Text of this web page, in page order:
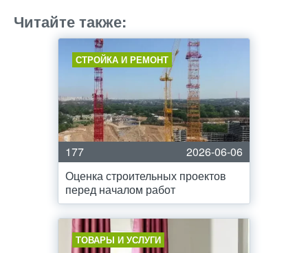
Читайте также:
СТРОЙКА И РЕМОНТ
177
2026-06-06
Оценка строительных проектов
перед началом работ
ТОВАРЫ И УСЛУГИ